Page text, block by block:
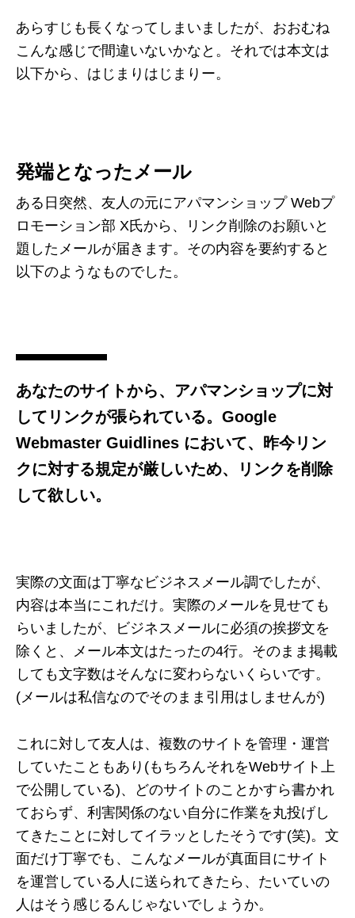
あらすじも長くなってしまいましたが、おおむね
こんな感じで間違いないかなと。それでは本文は
以下から、はじまりはじまりー。
発端となったメール
ある日突然、友人の元にアパマンショップ Webプ
ロモーション部 X氏から、リンク削除のお願いと
題したメールが届きます。その内容を要約すると
以下のようなものでした。
あなたのサイトから、アパマンショップに対
してリンクが張られている。Google
Webmaster Guidlines において、昨今リン
クに対する規定が厳しいため、リンクを削除
して欲しい。
実際の文面は丁寧なビジネスメール調でしたが、
内容は本当にこれだけ。実際のメールを見せても
らいましたが、ビジネスメールに必須の挨拶文を
除くと、メール本文はたったの4行。そのまま掲載
しても文字数はそんなに変わらないくらいです。
(メールは私信なのでそのまま引用はしませんが)
これに対して友人は、複数のサイトを管理・運営
していたこともあり(もちろんそれをWebサイト上
で公開している)、どのサイトのことかすら書かれ
ておらず、利害関係のない自分に作業を丸投げし
てきたことに対してイラッとしたそうです(笑)。文
面だけ丁寧でも、こんなメールが真面目にサイト
を運営している人に送られてきたら、たいていの
人はそう感じるんじゃないでしょうか。